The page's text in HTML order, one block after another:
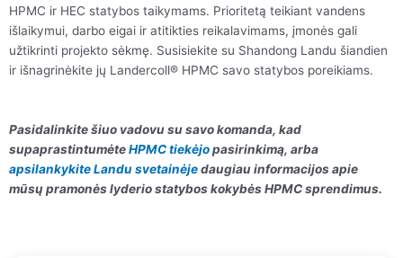
HPMC ir HEC statybos taikymams. Prioritetą teikiant vandens
išlaikymui, darbo eigai ir atitikties reikalavimams, įmonės gali
užtikrinti projekto sėkmę. Susisiekite su Shandong Landu šiandien
ir išnagrinėkite jų Landercoll® HPMC savo statybos poreikiams.
Pasidalinkite šiuo vadovu su savo komanda, kad
supaprastintumėteHPMC tiekėjopasirinkimą, arba
apsilankykite Landu svetainėjedaugiau informacijos apie
mūsų pramonės lyderio statybos kokybės HPMC sprendimus.